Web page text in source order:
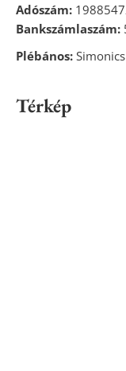
Adószám:
Bankszámlaszám:
Plébános:
Térkép